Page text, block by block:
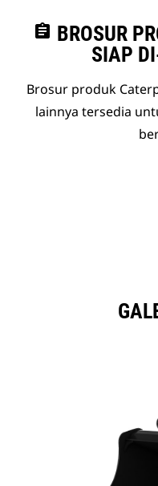
assignment BROSUR
SIAP
Brosur produk
lainnya tersedia